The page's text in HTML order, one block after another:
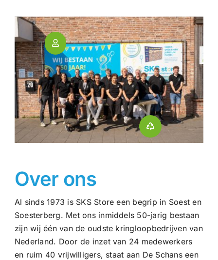
Over ons
Al sinds 1973 is SKS Store een begrip in Soest en
Soesterberg. Met ons inmiddels 50-jarig bestaan
zijn wij één van de oudste kringloopbedrijven van
Nederland. Door de inzet van 24 medewerkers
en ruim 40 vrijwilligers, staat aan De Schans een